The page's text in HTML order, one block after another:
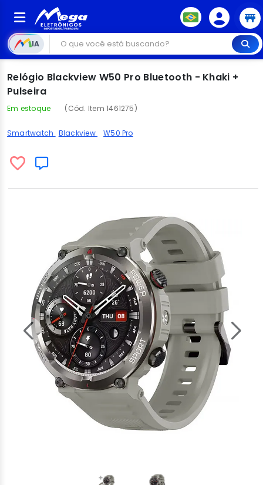
IA
Relógio Blackview W50 Pro Bluetooth - Khaki +
Pulseira
Em estoque (Cód. Item 1461275)
Smartwatch Blackview W50 Pro